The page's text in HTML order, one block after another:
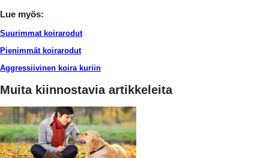
Lue myös:
Suurimmat koirarodut
Pienimmät koirarodut
Aggressiivinen koira kuriin
Muita kiinnostavia artikkeleita